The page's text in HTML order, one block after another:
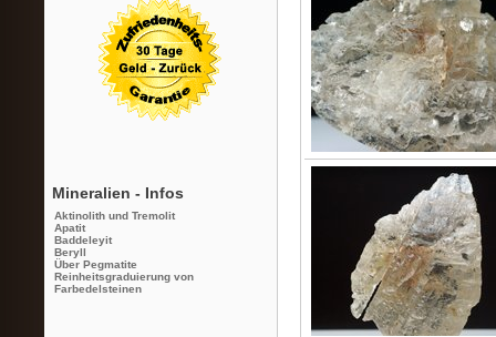
Mineralien - Infos
Aktinolith und Tremolit
Apatit
Baddeleyit
Beryll
Über Pegmatite
Reinheitsgraduierung von
Farbedelsteinen